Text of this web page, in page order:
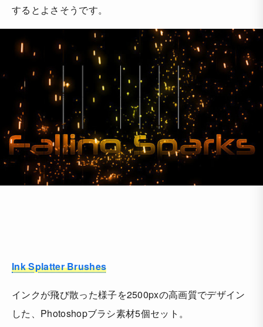
するとよさそうです。
Ink Splatter Brushes
インクが飛び散った様子を2500pxの高画質でデザイン
した、Photoshopブラシ素材5個セット。